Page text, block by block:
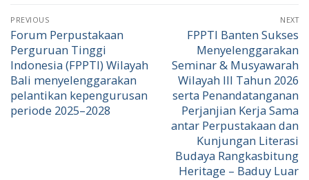
PREVIOUS
Forum Perpustakaan
Perguruan Tinggi
Indonesia (FPPTI) Wilayah
Bali menyelenggarakan
pelantikan kepengurusan
periode 2025–2028
NEXT
FPPTI Banten Sukses
Menyelenggarakan
Seminar & Musyawarah
Wilayah III Tahun 2026
serta Penandatanganan
Perjanjian Kerja Sama
antar Perpustakaan dan
Kunjungan Literasi
Budaya Rangkasbitung
Heritage – Baduy Luar